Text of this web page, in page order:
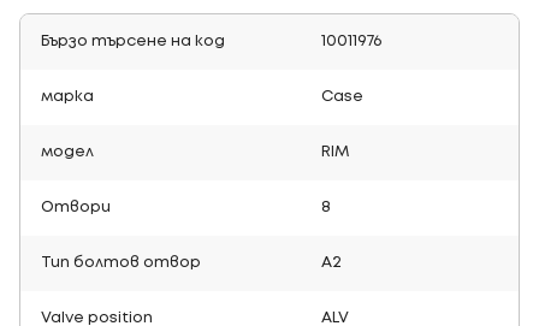
Бързо търсене на код 10011976
марка Case
модел RIM
Отвори 8
Тип болтов отвор A2
Valve position ALV